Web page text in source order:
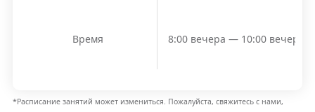
Время 8:00 вечера — 10:00 вечера
*Расписание занятий может измениться. Пожалуйста, свяжитесь с нами,